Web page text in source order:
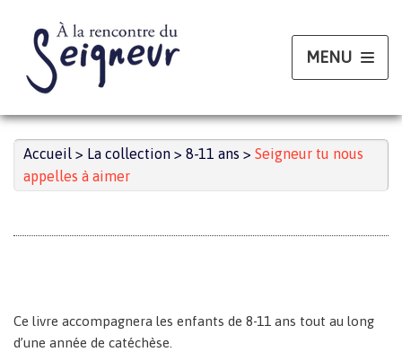
Aller
contenu
Accueil> La collection> 8-11 ans > Seigneur tu nous
appelles à aimer
Ce livre accompagnera les enfants de 8-11 ans tout au long
d’une année de catéchèse.